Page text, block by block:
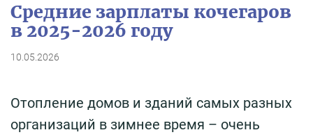
Средние зарплаты кочегаров
в 2025-2026 году
10.05.2026
Отопление домов и зданий самых разных
организаций в зимнее время – очень